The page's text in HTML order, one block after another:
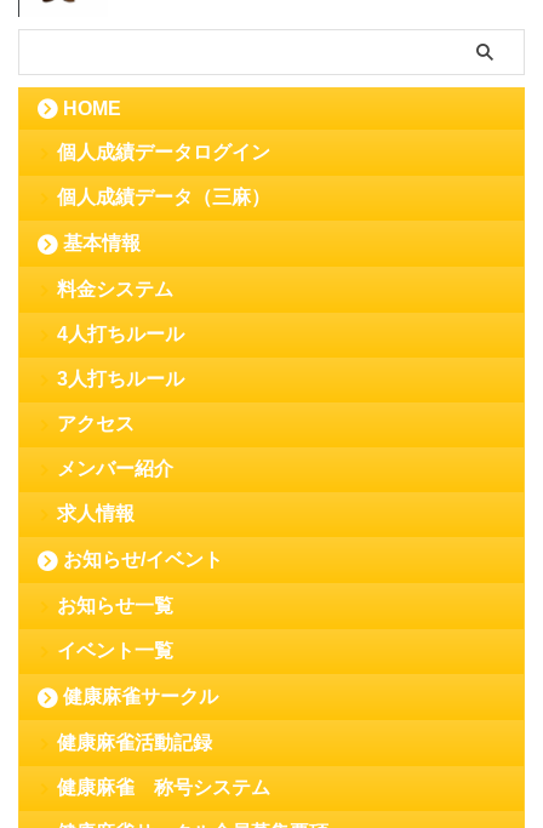
HOME
個人成績データログイン
個人成績データ（三麻）
基本情報
料金システム
4人打ちルール
3人打ちルール
アクセス
メンバー紹介
求人情報
お知らせ/イベント
お知らせ一覧
イベント一覧
健康麻雀サークル
健康麻雀活動記録
健康麻雀 称号システム